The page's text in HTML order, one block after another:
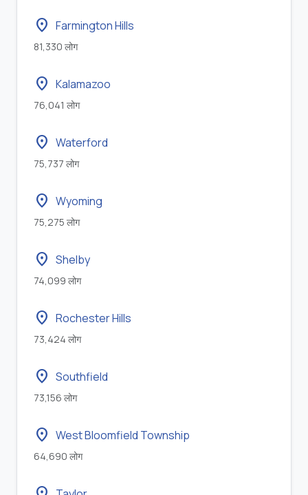
location_on Farmington Hills
81,330 लोग
location_on Kalamazoo
76,041 लोग
location_on Waterford
75,737 लोग
location_on Wyoming
75,275 लोग
location_on Shelby
74,099 लोग
location_on Rochester Hills
73,424 लोग
location_on Southfield
73,156 लोग
location_on West Bloomfield Township
64,690 लोग